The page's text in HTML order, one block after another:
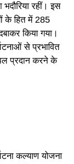
रहीं। इस
के हित में 285
किया गया।
से प्रभावित
प्रदान करने के
कल्याण योजना